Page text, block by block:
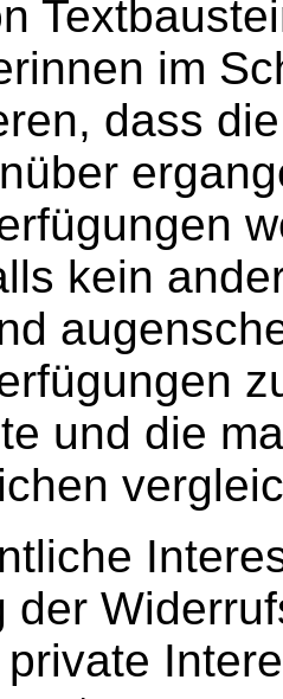
im
dass
kein
und die
der